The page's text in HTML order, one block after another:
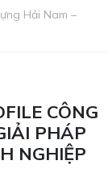
Hải Nam –
CÔNG
PHÁP
NGHIỆP